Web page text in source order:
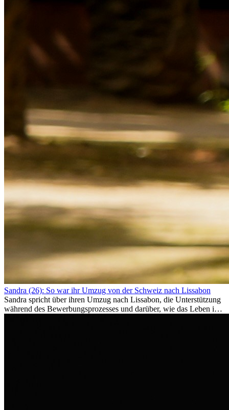
Sandra (26): So war ihr Umzug von der Schweiz nach Lissabon
Sandra spricht über ihren Umzug nach Lissabon, die Unterstützung
während des Bewerbungsprozesses und darüber, wie das Leben im